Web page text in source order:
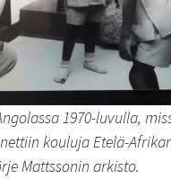
1970-luvulla,
kouluja Etelä-
Mattssonin arkisto.